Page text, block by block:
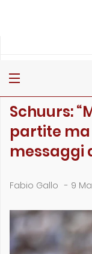
Schuurs:
partite ma
messaggi
Fabio Gallo - 9